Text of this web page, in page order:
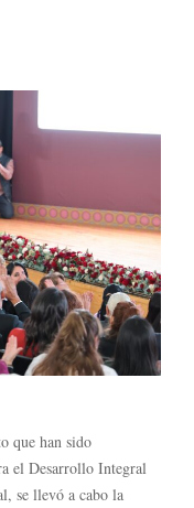
que han sido
el Desarrollo Integral
se llevó a cabo la